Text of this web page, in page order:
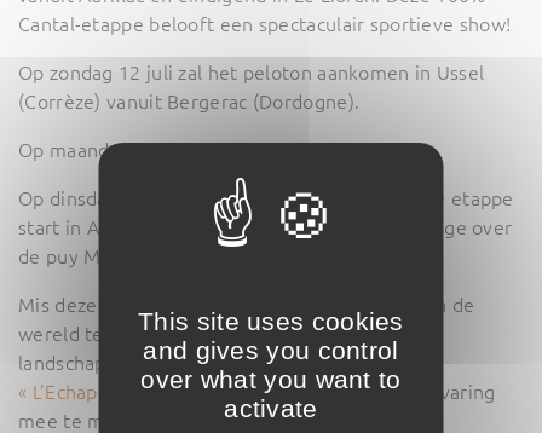
Cantal-etappe belooft een spectaculair sportieve show!
Op zondag 12 juli zal het peloton aankomen in Ussel
(Corrèze) vanuit Bergerac (Dordogne).
Op maandag 13 juli is er een rustdag in Cantal.
Op dinsdag 14 juli, de nationale feestdag, zal de etappe
start in Aurillac en finish in Le Lioran, met passage over
de puy Mary en de col du Pertus.
Mis deze kans niet om de beste wielrenners van de
wereld te zien rijden door adembenemende
landschappen.Boek nu uw verblijf bij camping
« L’Echappée Verte »
om deze onvergetelijke ervaring
mee te maken! 🏞️🎉 #TourDeFrance #Cantal
This site uses cookies
and gives you control
over what you want to
activate